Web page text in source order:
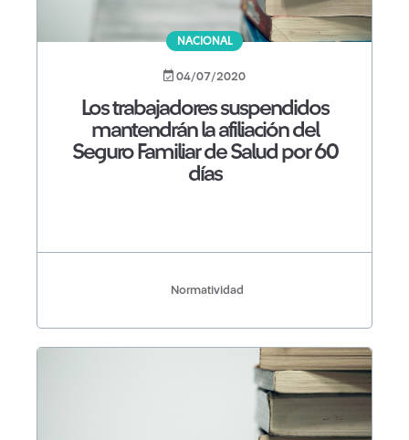
NACIONAL
04/07/2020
Los trabajadores suspendidos
mantendrán la afiliación del
Seguro Familiar de Salud por 60
días
Normatividad